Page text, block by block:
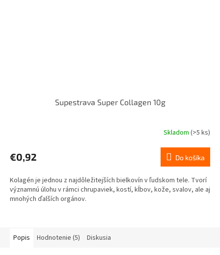
Supestrava Super Collagen 10g
Skladom (>5 ks)
€0,92 Do košíka
Kolagén je jednou z najdôležitejších bielkovín v ľudskom tele. Tvorí
významnú úlohu v rámci chrupaviek, kostí, kĺbov, kože, svalov, ale aj
mnohých ďalších orgánov.
Popis Hodnotenie (5) Diskusia